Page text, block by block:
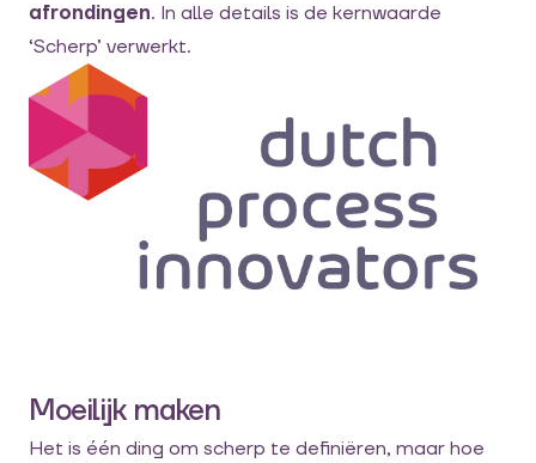
afrondingen. In alle details is de kernwaarde
‘Scherp’ verwerkt.
Moeilijk maken
Het is één ding om scherp te definiëren, maar hoe